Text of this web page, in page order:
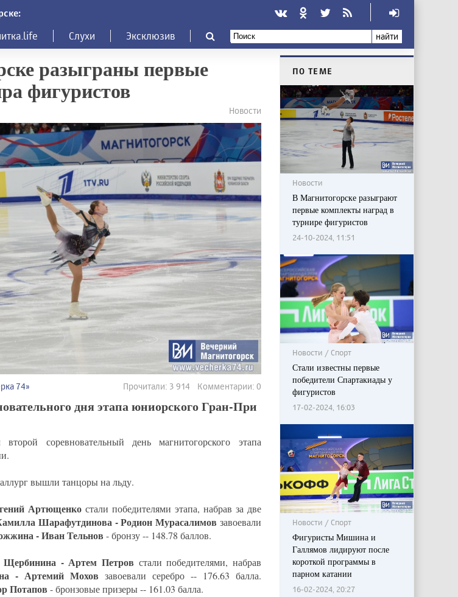
Слухи Эксклюзив найти
разыграны первые
фигуристов
Новости
74» Прочитали: 3 914 Комментарии: 0
дня этапа юниорского Гран-При
соревновательный день магнитогорского этапа
вышли танцоры на льду.
Артющенкостали победителями этапа, набрав за две
Шарафутдинова - Родион Мурасалимов завоевали
- Иван Тельнов - бронзу -- 148.78 баллов.
Щербинина - Артем Петров стали победителями, набрав
- Артемий Мохов завоевали серебро -- 176.63 балла.
Потапов - бронзовые призеры -- 161.03 балла.
ПО ТЕМЕ
Новости
В Магнитогорске разыграют
первые комплекты наград в
турнире фигуристов
24-10-2024, 11:51
Новости / Спорт
Стали известны первые
победители Спартакиады у
фигуристов
17-02-2024, 16:03
Новости / Спорт
Фигуристы Мишина и
Галлямов лидируют после
короткой программы в
парном катании
16-02-2024, 20:27